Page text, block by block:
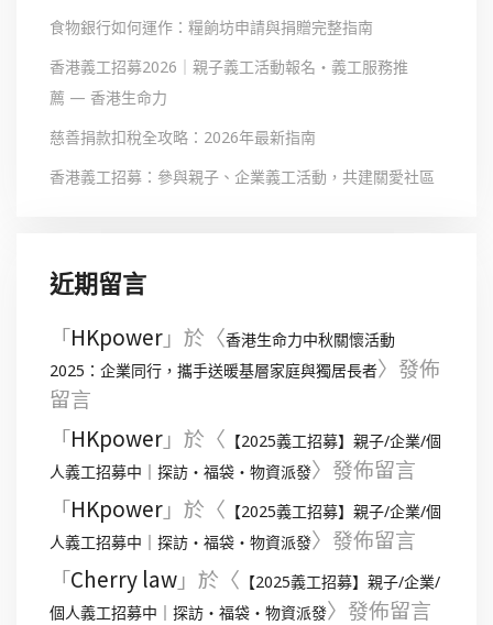
食物銀行如何運作：糧餉坊申請與捐贈完整指南
香港義工招募2026｜親子義工活動報名・義工服務推
薦 — 香港生命力
慈善捐款扣稅全攻略：2026年最新指南
香港義工招募：參與親子、企業義工活動，共建關愛社區
近期留言
「HKpower」於〈香港生命力中秋關懷活動
2025：企業同行，攜手送暖基層家庭與獨居長者〉發佈
留言
「HKpower」於〈 【2025義工招募】親子/企業/個
人義工招募中｜探訪・福袋・物資派發〉發佈留言
「HKpower」於〈 【2025義工招募】親子/企業/個
人義工招募中｜探訪・福袋・物資派發〉發佈留言
「Cherry law」於〈 【2025義工招募】親子/企業/
個人義工招募中｜探訪・福袋・物資派發〉發佈留言